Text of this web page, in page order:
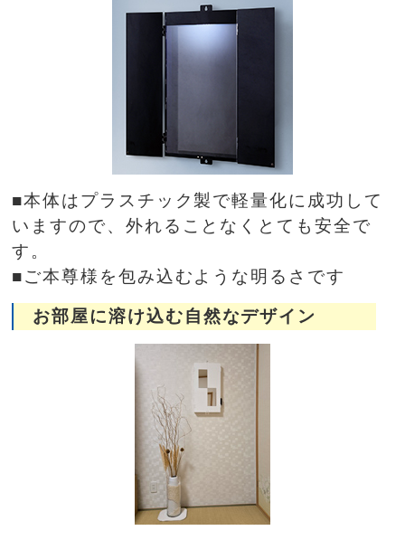
■本体はプラスチック製で軽量化に成功して
いますので、外れることなくとても安全で
す。
■ご本尊様を包み込むような明るさです
お部屋に溶け込む自然なデザイン